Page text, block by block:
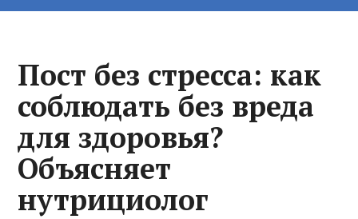
Пост без стресса: как
соблюдать без вреда
для здоровья?
Объясняет
нутрициолог